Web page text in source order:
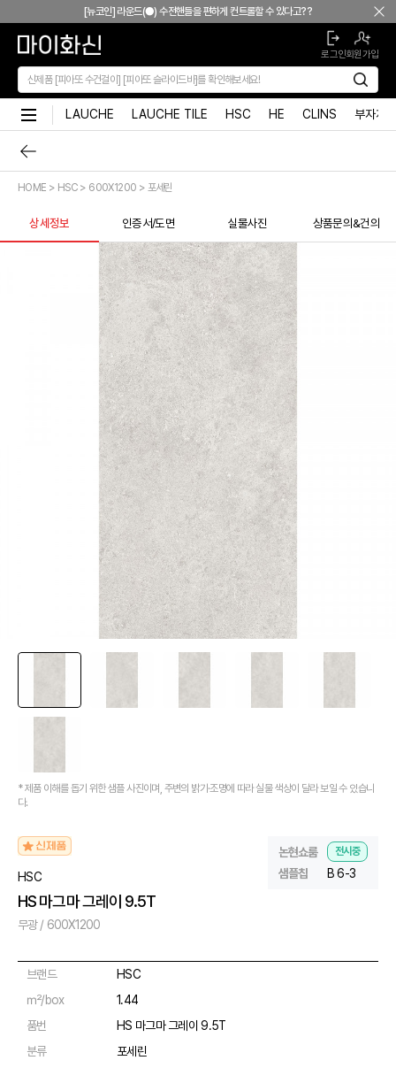
본문 바로가기[뉴코인] 라운드(●) 수전핸들을 편하게 컨트롤할 수 있다고??
[뉴코인청소건] 허리 굽히지 마세요! 변기 뒤로 숨기지도 마세요!
[뉴코인슬라이드바] 존재감을 확! 숨기는 350mm의 미니멀리즘
[모노플러스] 시공후에 알게되는 만족감! 프레임리스 휴지걸이
[뉴피오] '아래로' 향하는 넓은 폭포수
[신상품] 더욱 완벽해진 '뉴피오'
[뉴코인] 라운드(●) 수전핸들을 편하게 컨트롤할 수 있다고??
[뉴코인청소건] 허리 굽히지 마세요! 변기 뒤로 숨기지도 마세요!
[뉴코인슬라이드바] 존재감을 확! 숨기는 350mm의 미니멀리즘
[모노플러스] 시공후에 알게되는 만족감! 프레임리스 휴지걸이
[신상품] 숨겨진 접합선 (Seamless) '피아또 수건걸이'
[신상품] 300mm 미니멀 스퀘어 '피아또 슬라이드바'
[뉴피오] '튀지 않고' 투명한 크리스탈 직수
[뉴피오] '아래로' 향하는 넓은 폭포수
[신상품] 더욱 완벽해진 '뉴피오'
[뉴코인] 라운드(●) 수전핸들을 편하게 컨트롤할 수 있다고??
[뉴코인청소건] 허리 굽히지 마세요! 변기 뒤로 숨기지도 마세요!
[뉴코인슬라이드바] 존재감을 확! 숨기는 350mm의 미니멀리즘
[모노플러스] 시공후에 알게되는 만족감! 프레임리스 휴지걸이
[신상품] 숨겨진 접합선 (Seamless) '피아또 수건걸이'
[신상품] 300mm 미니멀 스퀘어 '피아또 슬라이드바'
[뉴피오] '튀지 않고' 투명한 크리스탈 직수
[뉴피오] '아래로' 향하는 넓은 폭포수
[신상품] 더욱 완벽해진 '뉴피오'
[뉴코인] 라운드(●) 수전핸들을 편하게 컨트롤할 수 있다고??
[뉴코인청소건] 허리 굽히지 마세요! 변기 뒤로 숨기지도 마세요!
로그인회원가입
LAUCHE LAUCHE TILE HSC HE CLINS 부자재
HOME > HSC > 600X1200 > 포세린
상세정보 인증서/도면 실물사진 상품문의&건의
* 제품 이해를 돕기 위한 샘플 사진이며, 주변의 밝기·조명에 따라 실물 색상이 달라 보일 수 있습니
다.
논현쇼룸 전시중
샘플칩 B 6-3
HSC
HS 마그마 그레이 9.5T
무광 / 600X1200
브랜드
HSC
㎡/box
1.44
품번
HS 마그마 그레이 9.5T
분류
포세린